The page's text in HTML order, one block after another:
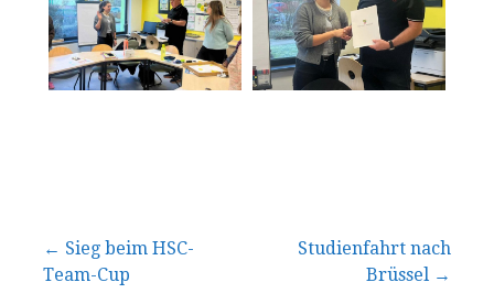
Beitragsnavigation
← Sieg beim HSC-
Team-Cup
Studienfahrt nach
Brüssel →